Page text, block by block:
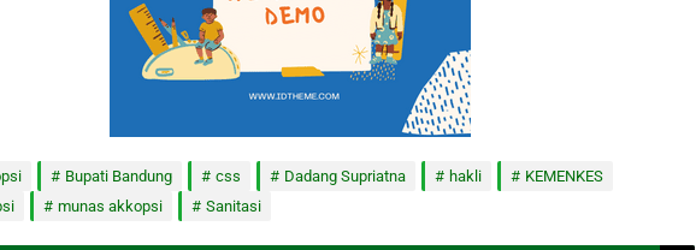
Bupati Bandung css Dadang Supriatna hakli
KEMENKES
munas akkopsi Sanitasi